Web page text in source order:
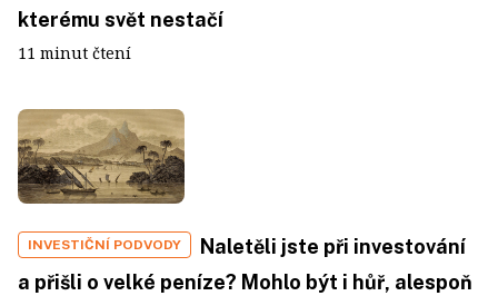
kterému svět nestačí
11 minut čtení
INVESTIČNÍ PODVODY
Naletěli jste při investování
a přišli o velké peníze? Mohlo být i hůř, alespoň